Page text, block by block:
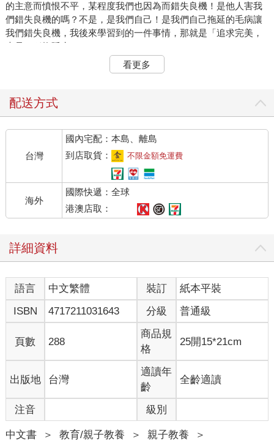
的主意而憤恨不平，某程度我們也因為而錯失良機！是他人害我
們錯失良機的嗎？不是，是我們自己！是我們自己拖延的毛病讓
我們錯失良機，我後來學習到的一件事情，那就是「追求完美，
也是一種拖延症！」。
兩分鐘法則現在大家相對耳熟能詳都歸功於一本著作，那就是<<
助自己來對抗拖延症，那就是「2分鐘法則」，我們往往會想太多
售價比較高，所以我們鼓勵她透過每天做家事來換取點數，當累
積到八十點之後就可以購買！女兒知道有這個目標，但要讓孩子
每天都確實執行真的不容易，有時候就是會拖延，雖然做起來不
難，但就發現孩子開始找很多理由不想開始做。這樣的情況你是
否也似曾相似呢？
但最早的時候我聽到的是在一本書<<搞定>>（Getting Things
Done），裡面也提到要把事情變少的一個方式就是把待辦清單變
處理，因為某程度也是幫助自己行動暖機，而且處理完之後，也
可以順利完成一件事，而且是在非常迅速簡短的時間中，在待辦
清單當中馬上就可以把一件事情給消除掉，心裡面也會覺得比較
輕鬆一點。例如：轉寄一封Email給客戶、寄信、領包裹、洗衣
服、洗碗等等，這種事情都可以馬上完成的話，請務必馬上行
動。讓心態上時時保持輕鬆且在完成行動清單的節奏感上，我覺
孩子在學習慢慢開始要做很多件事情，畢竟這是成長的代價，現
在孩子的角色比較單一。當孩子未來成長變成父母的時候，可能
需要同時兼顧子女、父母、主管、部屬、客戶等多重角色的轉
換，所以如何有效把事情推動是非常重要的關鍵！
你覺得每天都要運動容易嗎？聽起來好像不難，但要持之以恆運
動是不容易的！我就請教我的Mentor Annie姊，她每天都一定要
跑五公里，不論刮風下雨或是豔陽高照，就是都會完成這五公
看更多
配送方式
台灣
國內宅配：本島、離島
到店取貨：
不限金額免運費
海外
國際快遞：全球
港澳店取：
詳細資料
語言 中文繁體 裝訂
紙本平裝
ISBN
4717211031643 分級 普通級
頁數 288
商品規
格
25開15*21cm
出版地 台灣
適讀年
齡
全齡適讀
注音 級別
中文書 ＞ 教育/親子教養 ＞ 親子教養
＞